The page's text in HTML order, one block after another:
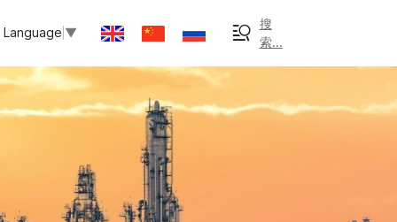
▼
搜
索...